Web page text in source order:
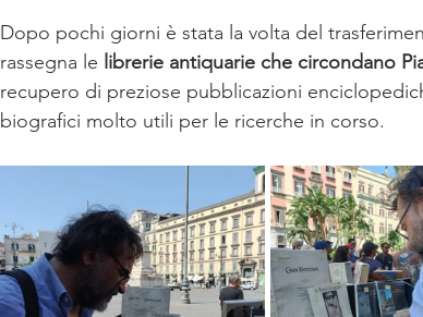
Dopo pochi giorni è stata la volta del
rassegna le librerie antiquarie che circondano
recupero di preziose pubblicazioni
biografici molto utili per le ricerche in corso.